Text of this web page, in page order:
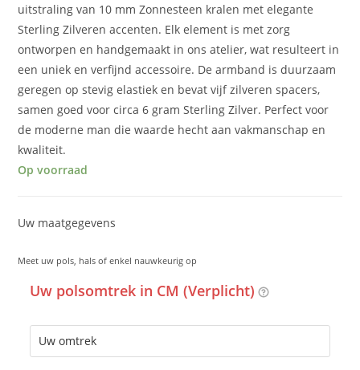
uitstraling van 10 mm Zonnesteen kralen met elegante
Sterling Zilveren accenten. Elk element is met zorg
ontworpen en handgemaakt in ons atelier, wat resulteert in
een uniek en verfijnd accessoire. De armband is duurzaam
geregen op stevig elastiek en bevat vijf zilveren spacers,
samen goed voor circa 6 gram Sterling Zilver. Perfect voor
de moderne man die waarde hecht aan vakmanschap en
kwaliteit.
Op voorraad
Uw maatgegevens
Meet uw pols, hals of enkel nauwkeurig op
Uw polsomtrek in CM (Verplicht)